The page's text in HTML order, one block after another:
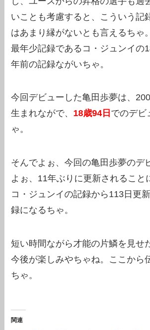
いことも考慮すると、こういう記
はあまり縁がないとも言えるちゃ
最年少記録であるコ・ジュンイの
年前の記録ながいちゃ。
今回デビューした亀田歩夢は、
生まれながで、 18歳94日 でのデビ
ゃ。
そんでよぉ、今回の亀田歩夢のデ
よぉ、11年ぶりに更新されること
コ・ジュンイの記録から113日更
録になるちゃ。
短い時間ながら才能の片鱗を見せ
今後が楽しみやちゃね。ここから
ちゃ。
関連